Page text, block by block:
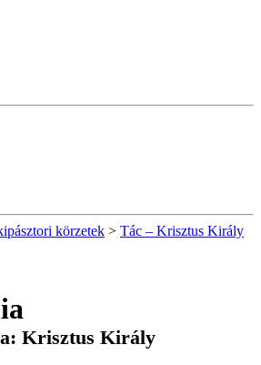
körzetek > Tác – Krisztus Király
Krisztus Király